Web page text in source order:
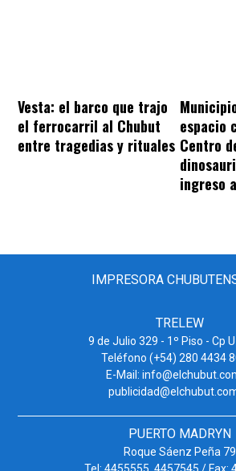
Vesta: el barco que trajo
el ferrocarril al Chubut
entre tragedias y rituales
espacio
Centro
ingreso
IMPRESORA
TRELEW
9 de Julio 329 - 1º Piso - Cp
Teléfono (+54) 280 4434
E-Mail:
PUERTO MADRYN
Roque Sáenz Peña 79